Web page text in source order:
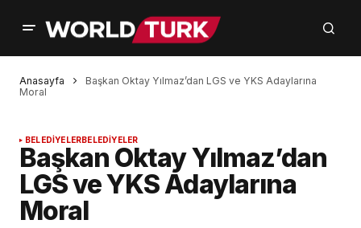
Anasayfa
Başkan Oktay Yılmaz’dan LGS ve YKS Adaylarına
Moral
BELEDİYELERBELEDİYELER
Başkan Oktay Yılmaz’dan
LGS ve YKS Adaylarına
Moral